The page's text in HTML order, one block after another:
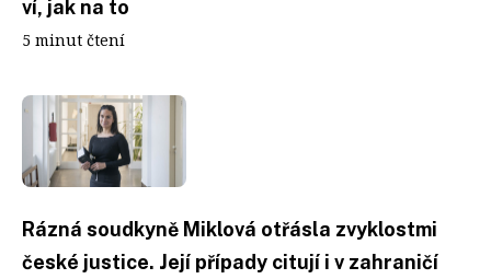
ví, jak na to
5 minut čtení
Rázná soudkyně Miklová otřásla zvyklostmi
české justice. Její případy citují i v zahraničí